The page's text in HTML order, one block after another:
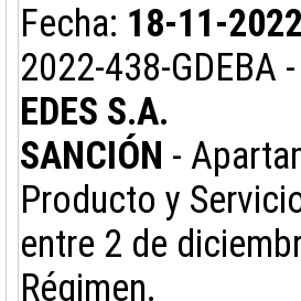
Fecha: 18-11-2022
2022-438-GDEBA
EDES S.A.
SANCIÓN -
Producto y
entre 2 de
Régimen.